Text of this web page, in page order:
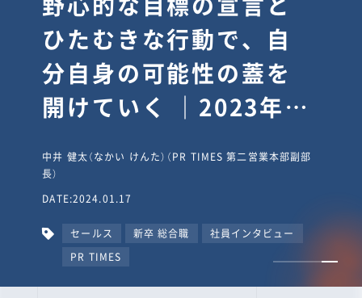
ひたむきな行動で、自
分自身の可能性の蓋を
開けていく ｜2023年度
タビュー #PR
TIMESな人たち
中井 健太（なかい けんた）（PR TIMES 第二営業本部副部
長）
DATE:2024.01.17
セールス 新卒 総合職
社員インタビュー
PR TIMES